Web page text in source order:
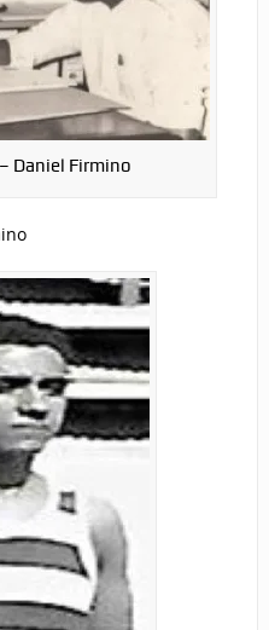
Daniel Firmino